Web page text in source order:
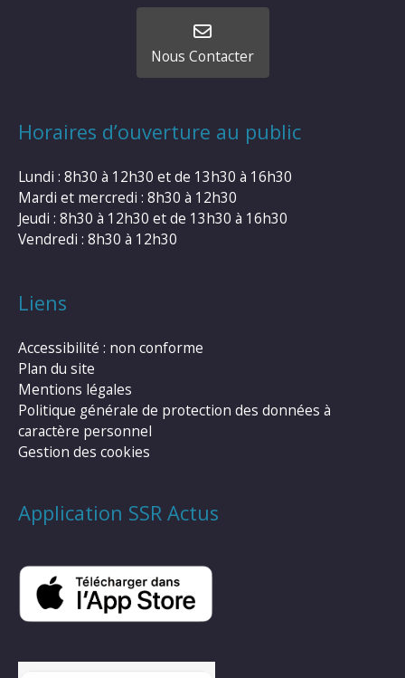
Nous Contacter
Horaires d’ouverture au public
Lundi : 8h30 à 12h30 et de 13h30 à 16h30
Mardi et mercredi : 8h30 à 12h30
Jeudi : 8h30 à 12h30 et de 13h30 à 16h30
Vendredi : 8h30 à 12h30
Liens
Accessibilité : non conforme
Plan du site
Mentions légales
Politique générale de protection des données à
caractère personnel
Gestion des cookies
Application SSR Actus